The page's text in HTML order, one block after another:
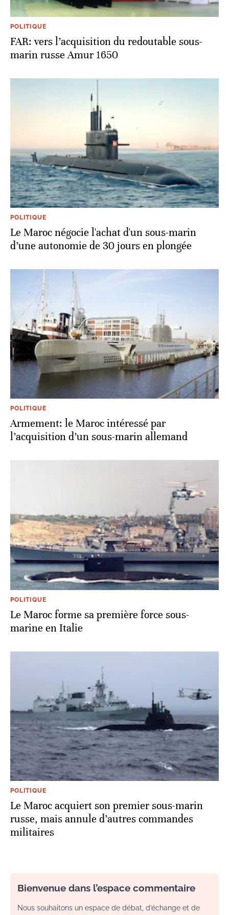
POLITIQUE
FAR: vers l’acquisition du redoutable sous-
marin russe Amur 1650
POLITIQUE
Le Maroc négocie l'achat d'un sous-marin
d’une autonomie de 30 jours en plongée
POLITIQUE
Armement: le Maroc intéressé par
l’acquisition d’un sous-marin allemand
POLITIQUE
Le Maroc forme sa première force sous-
marine en Italie
POLITIQUE
Le Maroc acquiert son premier sous-marin
russe, mais annule d’autres commandes
militaires
Bienvenue dans l’espace commentaire
Nous souhaitons un espace de débat, d’échange et de